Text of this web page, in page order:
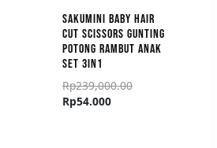
SAKUMINI BABY HAIR
CUT SCISSORS GUNTING
POTONG RAMBUT ANAK
SET 3IN1
Rp239,000.00
Rp54.000